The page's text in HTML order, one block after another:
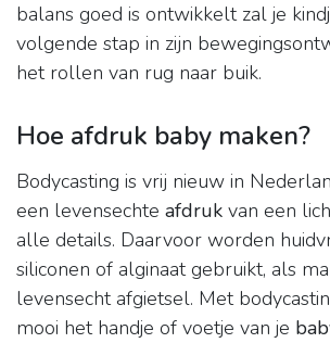
balans goed is ontwikkelt zal je
volgende stap in zijn
het rollen van rug naar buik.
Hoe afdruk baby maken?
Bodycasting is vrij nieuw in
een levensechte afdruk van een
alle details. Daarvoor worden
siliconen of alginaat gebruikt, als
levensecht afgietsel. Met
mooi het handje of voetje van je